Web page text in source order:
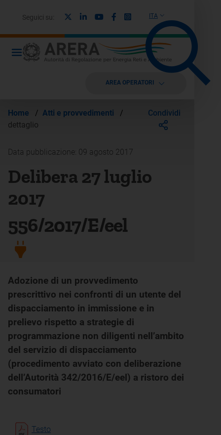
ITA
Seguici su: LinkedinYoutubeFacebook
Instagram
AREA OPERATORI
Home / Atti e provvedimenti
/
dettaglio
Condividi
Data pubblicazione: 09 agosto 2017
Delibera 27 luglio
2017
556/2017/E/eel
Adozione di un provvedimento
prescrittivo nei confronti di un utente del
dispacciamento in immissione e in
prelievo rispetto a strategie di
programmazione non diligenti nell’ambito
del servizio di dispacciamento
(procedimento avviato con deliberazione
dell’Autorità 342/2016/E/eel) a ristoro dei
consumatori
Testo